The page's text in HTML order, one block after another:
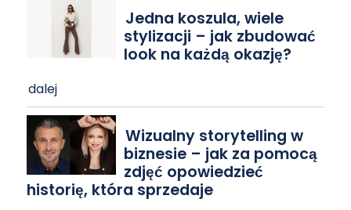
Jedna koszula, wiele
stylizacji – jak zbudować
look na każdą okazję?
dalej
Wizualny storytelling w
biznesie – jak za pomocą
zdjęć opowiedzieć
historię, która sprzedaje